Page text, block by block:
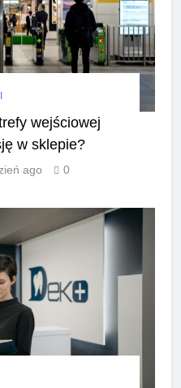
wejściowej
w sklepie?
ago 0